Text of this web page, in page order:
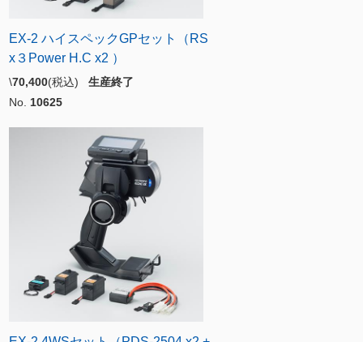
EX-2 ハイスペックGPセット（RS
x３Power H.C x2 ）
\70,400(税込) 生産終了
No. 10625